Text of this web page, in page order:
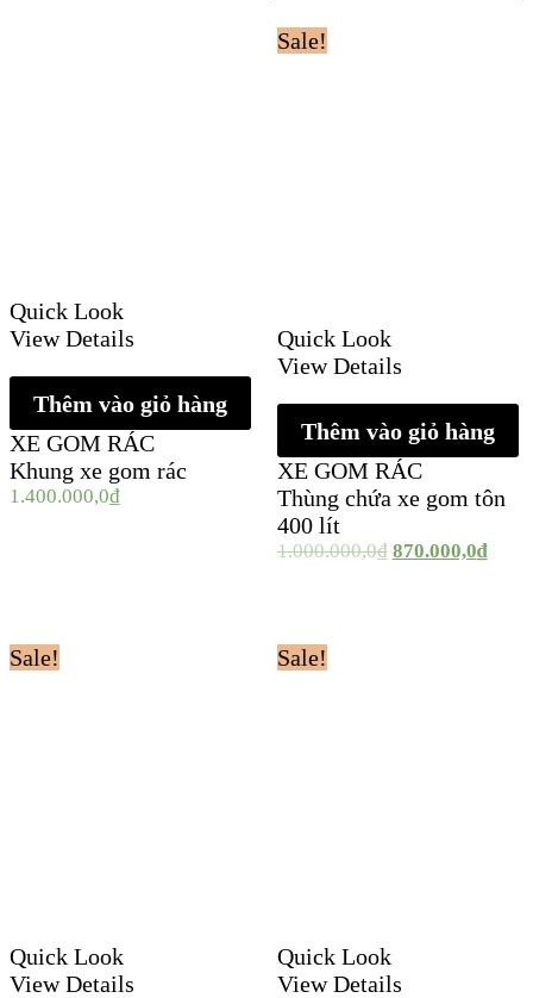
Quick Look
View Details
Thêm vào giỏ hàng
XE GOM RÁC
Khung xe gom rác
1.400.000,0₫
Sale!
Quick Look
View Details
Thêm vào giỏ hàng
XE GOM RÁC
Thùng chứa xe gom tôn
400 lít
1.000.000,0₫ 870.000,0₫
Sale!
Quick Look
View Details
Sale!
Quick Look
View Details